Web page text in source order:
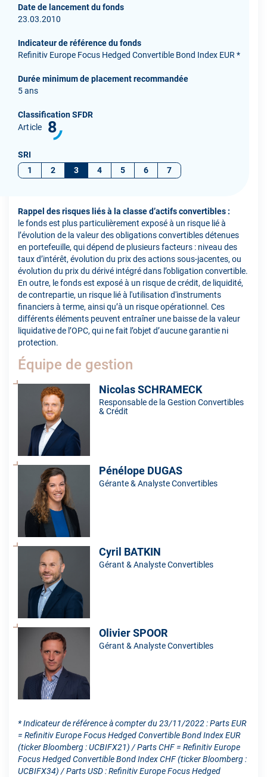
Date de lancement du fonds
23.03.2010
Indicateur de référence du fonds
Refinitiv Europe Focus Hedged Convertible Bond Index EUR *
Durée minimum de placement recommandée
5 ans
Classification SFDR
Article
8
SRI
1
2 3 4 5 6 7
Rappel des risques liés à la classe d’actifs convertibles :
le fonds est plus particulièrement exposé à un risque lié à
l’évolution de la valeur des obligations convertibles détenues
en portefeuille, qui dépend de plusieurs facteurs : niveau des
taux d’intérêt, évolution du prix des actions sous-jacentes, ou
évolution du prix du dérivé intégré dans l’obligation convertible.
En outre, le fonds est exposé à un risque de crédit, de liquidité,
de contrepartie, un risque lié à l'utilisation d'instruments
financiers à terme, ainsi qu’à un risque opérationnel. Ces
différents éléments peuvent entraîner une baisse de la valeur
liquidative de l’OPC, qui ne fait l’objet d’aucune garantie ni
protection.
Équipe de gestion
Nicolas SCHRAMECK
Responsable de la Gestion Convertibles
& Crédit
Pénélope DUGAS
Gérante & Analyste Convertibles
Cyril BATKIN
Gérant & Analyste Convertibles
Olivier SPOOR
Gérant & Analyste Convertibles
* Indicateur de référence à compter du 23/11/2022 : Parts EUR
= Refinitiv Europe Focus Hedged Convertible Bond Index EUR
(ticker Bloomberg : UCBIFX21) / Parts CHF = Refinitiv Europe
Focus Hedged Convertible Bond Index CHF (ticker Bloomberg :
UCBIFX34) / Parts USD : Refinitiv Europe Focus Hedged